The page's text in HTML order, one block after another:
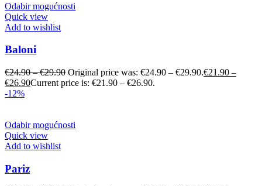
Odabir mogućnosti
Quick view
Add to wishlist
Baloni
€24.90–€29.90 Original price was: €24.90 – €29.90.€21.90 –
€26.90Current price is: €21.90 – €26.90.
-12%
Odabir mogućnosti
Quick view
Add to wishlist
Pariz